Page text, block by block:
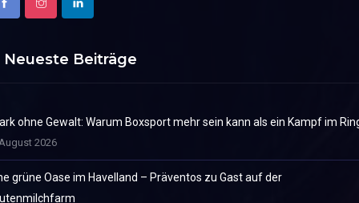
Neueste Beiträge
ohne Gewalt: Warum Boxsport mehr sein kann als ein Kampf im
2026
grüne Oase im Havelland – Präventos zu Gast auf der